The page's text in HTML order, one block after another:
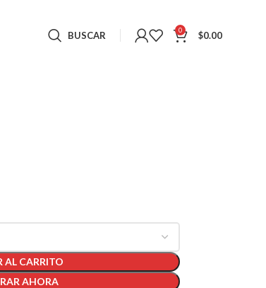
BUSCAR 0 $0.00
AL CARRITO
AHORA